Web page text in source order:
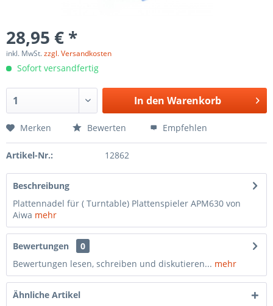
28,95 € *
inkl. MwSt.zzgl. Versandkosten
Sofort versandfertig
In den Warenkorb
Merken Bewerten Empfehlen
Artikel-Nr.: 12862
Beschreibung
Plattennadel für ( Turntable) Plattenspieler APM630 von
Aiwa mehr
Bewertungen
0
Bewertungen lesen, schreiben und diskutieren... mehr
Ähnliche Artikel